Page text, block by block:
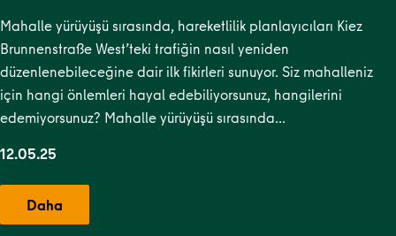
Mahalle yürüyüşü sırasında, hareketlilik planlayıcıları Kiez
Brunnenstraße West’teki trafiğin nasıl yeniden
düzenlenebileceğine dair ilk fikirleri sunuyor. Siz mahalleniz
için hangi önlemleri hayal edebiliyorsunuz, hangilerini
edemiyorsunuz? Mahalle yürüyüşü sırasında…
12.05.25
Daha